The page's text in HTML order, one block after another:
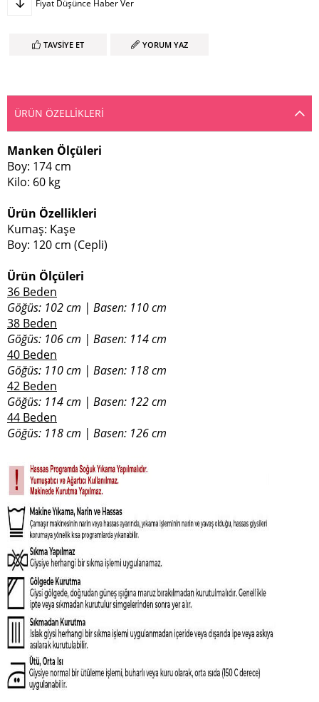
Fiyat Düşünce Haber Ver
TAVSIYE ET YORUM YAZ
ÜRÜN ÖZELLIKLERI
Manken Ölçüleri
Boy: 174 cm
Kilo: 60 kg
Ürün Özellikleri
Kumaş: Kaşe
Boy: 120 cm (Cepli)
Ürün Ölçüleri
36 Beden
Göğüs: 102 cm | Basen: 110 cm
38 Beden
Göğüs: 106 cm | Basen: 114 cm
40 Beden
Göğüs: 110 cm | Basen: 118 cm
42 Beden
Göğüs: 114 cm | Basen: 122 cm
44 Beden
Göğüs: 118 cm | Basen: 126 cm